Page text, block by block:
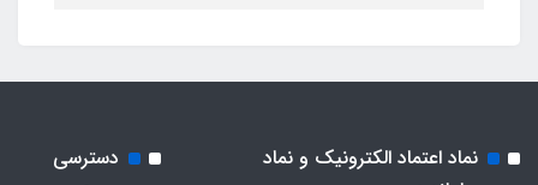
نماد اعتماد الکترونیک و نماد
دسترسی